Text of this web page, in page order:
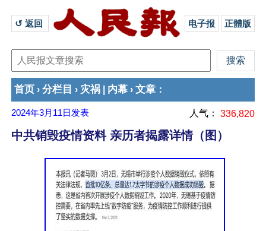
↺ 返回 电子报 正體版
首页 › 分栏目 › 灾祸 内幕 › 文章 ：
2024年3月11日 发表 人气： 336,820
中共销毁疫情资料 亲历者揭露详情（图）